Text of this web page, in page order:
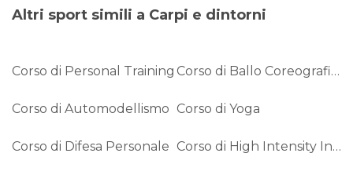
Altri sport simili a Carpi e dintorni
Corso di Personal Training Corso di Ballo Coreografico
Corso di Automodellismo Corso di Yoga
Corso di Difesa Personale Corso di High Intensity Interval Training (HIIT)